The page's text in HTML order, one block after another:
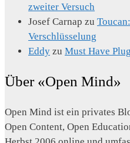
zweiter Versuch
Josef Carnap zu
Verschlüsselung
Eddy zu Must Have
Über «Open Mind»
Open Mind ist ein privates
Open Content, Open